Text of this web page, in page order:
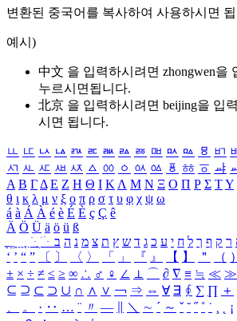
변환된 중국어를 복사하여 사용하시면
예시)
中文 을 입력하시려면 zhongwen을
누르시면됩니다.
北京 을 입력하시려면 beijing을 입
시면 됩니다.
ㅥ ㅦ ㅧ ㅨ ㅩ ㅪ ㅫ ㅬ ㅭ ㅮ ㅯ ㅰ ㅱ ㅲ
ㅺ ㅻ ㅼ ㅽ ㅾ ㅿ ㆀ ㆁ ㆂ ㆃ ㆄ ㆅ ㆆ ㆇ
Α Β ΓΔ Ε Ζ Η Θ Ι ΚΛ Μ Ν Ξ Ο Π Ρ Σ ΤΥ
θ ι κ λ μ ν ξ ο π ρ σ τ υ φ χ ψ ω
á à Á À é è É È ç Ç ê
Ä Ö Ü ä ö ü ß
ִֶֹ ֻּ ׁׂ ר ק ף ך ל ח י ע כ ג ד ש ץ ת צ מ נ ה ב
‘ ’ “ ” 〔 〕 〈 〉 「 」 『 』 【 】 ＂ （ ）
± × ÷ ≠ ≤ ≥ ∞ ∴ ♂ ♀ ∠ ⊥ ⌒ ∂ ∇ ≡ ≒ ≪ ≫
⊆ ⊇ ⊂ ⊃ ∪ ∩ ∧ ∨ ￢ ⇒ ⇔ ∀ ∃ ∮ ∑ ∏ ＋
、
。 · ‥ … ¨ 〃 ― ＼ ∼ ´ ～ ˇ ˘ ˝ ˚ ˙ ¸ ¡